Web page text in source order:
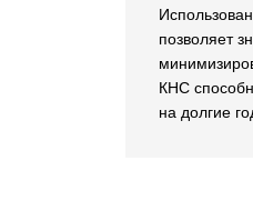
позволяет
КНС
на долгие